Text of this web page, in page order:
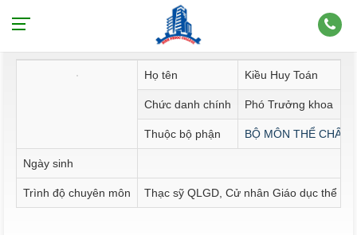
Thông tin nhân sự
Họ tên Kiều Huy Toán
Chức danh chính Phó Trưởng khoa
Thuộc bộ phận BỘ MÔN THỂ CHẤT
Ngày sinh
Trình độ chuyên môn Thạc sỹ QLGD, Cử nhân Giáo dục thể